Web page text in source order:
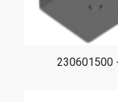
230601500